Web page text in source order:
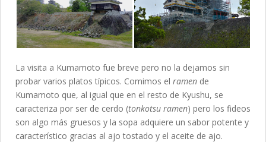
La visita a Kumamoto fue breve pero no la dejamos sin
probar varios platos típicos. Comimos el ramen de
Kumamoto que, al igual que en el resto de Kyushu, se
caracteriza por ser de cerdo (tonkotsu ramen) pero los fideos
son algo más gruesos y la sopa adquiere un sabor potente y
característico gracias al ajo tostado y el aceite de ajo.